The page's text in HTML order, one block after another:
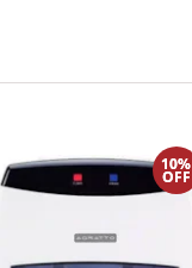
10%
OFF